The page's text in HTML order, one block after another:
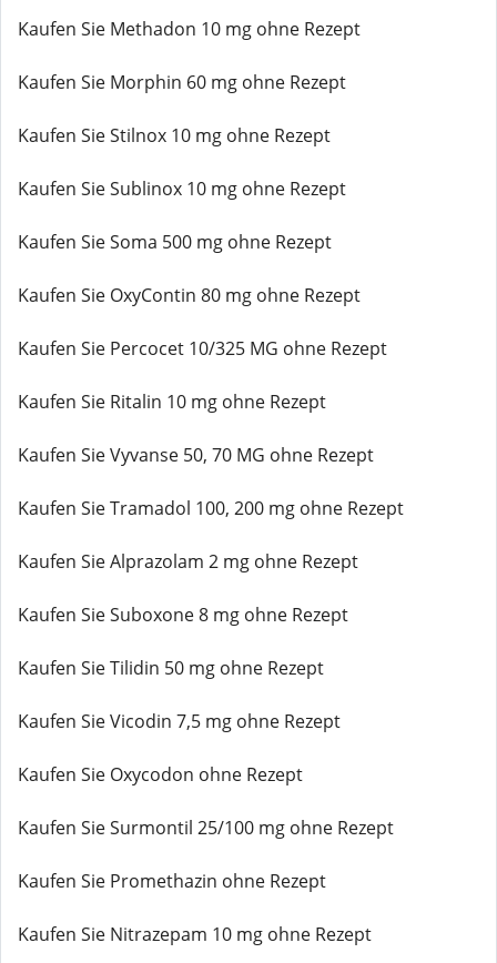
Kaufen Sie Methadon 10 mg ohne Rezept
Kaufen Sie Morphin 60 mg ohne Rezept
Kaufen Sie Stilnox 10 mg ohne Rezept
Kaufen Sie Sublinox 10 mg ohne Rezept
Kaufen Sie Soma 500 mg ohne Rezept
Kaufen Sie OxyContin 80 mg ohne Rezept
Kaufen Sie Percocet 10/325 MG ohne Rezept
Kaufen Sie Ritalin 10 mg ohne Rezept
Kaufen Sie Vyvanse 50, 70 MG ohne Rezept
Kaufen Sie Tramadol 100, 200 mg ohne Rezept
Kaufen Sie Alprazolam 2 mg ohne Rezept
Kaufen Sie Suboxone 8 mg ohne Rezept
Kaufen Sie Tilidin 50 mg ohne Rezept
Kaufen Sie Vicodin 7,5 mg ohne Rezept
Kaufen Sie Oxycodon ohne Rezept
Kaufen Sie Surmontil 25/100 mg ohne Rezept
Kaufen Sie Promethazin ohne Rezept
Kaufen Sie Nitrazepam 10 mg ohne Rezept